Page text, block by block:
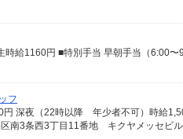
フ
南3条西3丁目11番地 キクヤメッセビ